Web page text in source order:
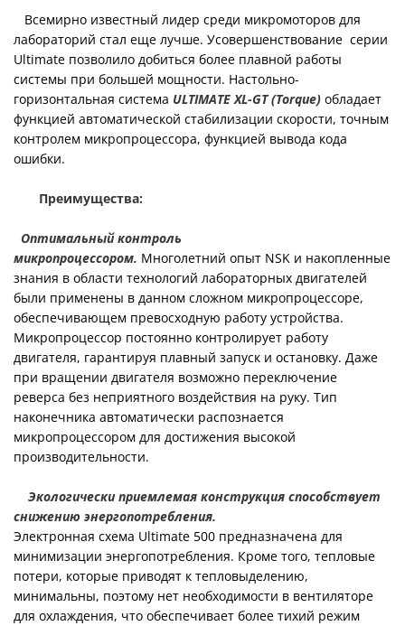
Всемирно известный лидер среди микромоторов для
лабораторий стал еще лучше. Усовершенствование серии
Ultimate позволило добиться более плавной работы
системы при большей мощности. Настольно-
горизонтальная система ULTIMATE XL-GT (Torque) обладает
функцией автоматической стабилизации скорости, точным
контролем микропроцессора, функцией вывода кода
ошибки.
Преимущества:
Оптимальный контроль
микропроцессором. Многолетний опыт NSK и накопленные
знания в области технологий лабораторных двигателей
были применены в данном сложном микропроцессоре,
обеспечивающем превосходную работу устройства.
Микропроцессор постоянно контролирует работу
двигателя, гарантируя плавный запуск и остановку. Даже
при вращении двигателя возможно переключение
реверса без неприятного воздействия на руку. Тип
наконечника автоматически распознается
микропроцессором для достижения высокой
производительности.
Экологически приемлемая конструкция способствует
снижению энергопотребления.
Электронная схема Ultimate 500 предназначена для
минимизации энергопотребления. Кроме того, тепловые
потери, которые приводят к тепловыделению,
минимальны, поэтому нет необходимости в вентиляторе
для охлаждения, что обеспечивает более тихий режим